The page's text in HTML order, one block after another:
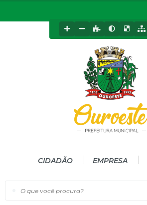
O que você procura?
CIDADÃO EMPRESA